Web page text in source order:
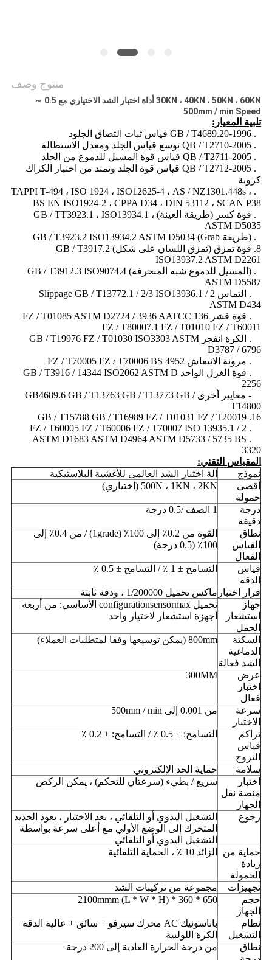
منتوج وصف
30KN ، 40KN ، 50KN ، 60KN أداة اختبار الشد الاختياري مع 0.5 ～
500mm / min Speed
تلبية المعيار:
4. QB / T2712-2005 قياس قوة الجلد وتمتد من اختبار الكراك
كروية
5. TAPPI T-494 ، ISO 1924 ، ISO12625-4 ، AS / NZ1301.448s ،
BS EN ISO1924-2 ، CPPA D34 ، DIN 53112 ، SCAN P38
6. قوة كسر (طريقة العينة) GB / TT3923.1 ، ISO13934.1 ،
ASTM D5035
8. قوة تمزق (تمزق اللسان على شكل) GB / T3917.2
ISO13937.2 ASTM D2261
9. (المسيل للدموع شبه المنحرفة) GB / T3912.3 ISO9074.4
ASTM D5587
10. التماس Slippage GB / T13772.1 / 2/3 ISO13936.1 / 2
ASTM D434
11. قوة قشر FZ / T01085 ASTM D2724 / 3936 AATCC 136
FZ / T80007.1 FZ / T01010 FZ / T60011
12. الكرة انفجر GB / T19976 FZ / T01030 ISO3303 ASTM
D3787 / 6796
14. قوة الغزل الواحد GB / T3916 / 14344 ISO2062 ASTM D
2256
15- معايير أخرى GB4689.6 GB / T13763 GB / T13773 GB /
T14800
16. GB / T15788 GB / T16989 FZ / T01031 FZ / T20019
18. ASTM D1683 ASTM D4964 ASTM D5733 / 5735 BS
3320
المقياس التقني:
نموذج
آلة اختبار الشد العالمي للأغشية البلاستيكية
أقصى
حمولة
500N ، 1KN ، 2KN (اختياري)
درجة
دقيقة
1 الصف /0.5 درجة
نطاق
القياس
الفعال
القوة من 0.2٪ إلى 100٪ (1grade) / من 0.4٪ إلى
100٪ (0.5 درجة)
قياس
الدقة
التسامح ± 1 ٪ / التسامح ± 0.5 ٪
قرار اختبار ماكس تحميل 1/200000 ، ودقة ثابتة
جهاز
استشعار
الحمل
تحميل configurationsensormax الأساسي: من أربعة
أجهزة استشعار لاختيار واحد
السكتة
الدماغية
الشد فعالة
800mm (يمكن توسيعها وفقا لمتطلبات العملاء)
عرض
اختبار
فعال
300MM
سرعة
الاختبار
من 0.001 إلى 500mm / min
تراكم
قياس
النزوح
التسامح: ± 0.5 ٪ / التسامح: ± 0.2 ٪
سلامة
حماية الحد الإلكتروني
اختبار
منصة نقل
الجهاز
سريع / بطيء (سرعتان للتحكم) ، يمكن الركض
رجوع
التشغيل اليدوي أو التلقائي ، بعد الاختبار ، يعود الحديد
المتحرك إلى الوضع الأولي مع أعلى سرعة بواسطة
التشغيل اليدوي أو التلقائي
حماية من
زيادة
الحمولة
الزائد 10 ٪ ، الحماية التلقائية
تجهيزات
مجموعة من تركيبات الشد
حجم
الجهاز
650 * 360 * 2100mmm (L * W * H)
نظام
التشغيل
باناسونيك AC محرك سيرفو + سائق + عالية الدقة
الكرة اللولبية
نطاق
من درجة الحرارة العادية إلى 200 درجة